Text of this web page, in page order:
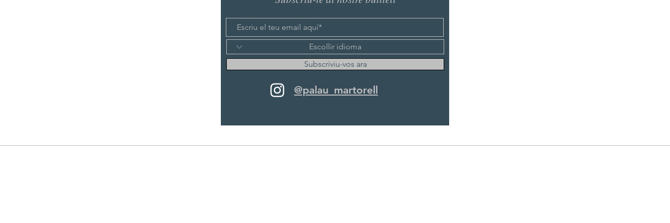
Subscriviu-vos ara
@palau_martorell